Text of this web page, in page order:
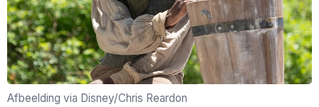
Afbeelding via Disney/Chris Reardon